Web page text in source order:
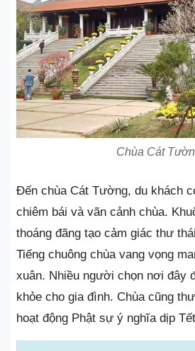
Chùa Cát
Đến chùa Cát Tường, du khách
chiêm bái và vãn cảnh chùa.
thoáng đãng tạo cảm giác thư
Tiếng chuông chùa vang vọng
xuân. Nhiều người chọn nơi đây
khỏe cho gia đình. Chùa cũng
hoạt động Phật sự ý nghĩa dịp